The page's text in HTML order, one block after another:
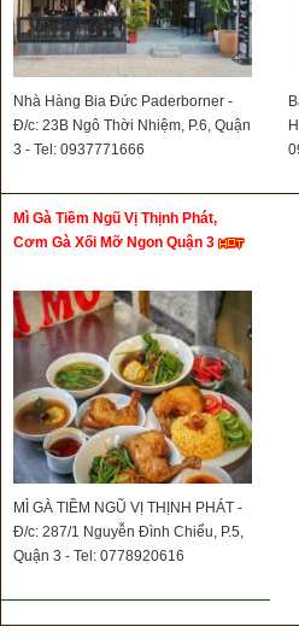
Nhà Hàng Bia Đức Paderborner -
Đ/c: 23B Ngô Thời Nhiệm, P.6, Quận
3 - Tel: 0937771666
Mì Gà Tiềm Ngũ Vị Thịnh Phát,
Cơm Gà Xối Mỡ Ngon Quận 3
MÌ GÀ TIỀM NGŨ VỊ THỊNH PHÁT -
Đ/c: 287/1 Nguyễn Đình Chiểu, P.5,
Quận 3 - Tel: 0778920616